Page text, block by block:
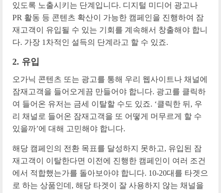
있도록 노출시키는 단계입니다. 디지털 미디어 광고나
PR 활동 등 콘텐츠 확산이 가능한 캠페인을 진행하여 잠
재고객이 유입될 수 있는 기회를 계속해서 창출해야 합니
다. 가장 1차적인 설득의 단계라고 할 수 있죠.
2. 유입
오가닉 콘텐츠 또는 광고를 통해 우리 웹사이트나 채널에
잠재고객을 들어오게끔 만들어야 합니다. 광고를 클릭하
여 들어온 유저는 금세 이탈할 수도 있죠. ‘클릭한 뒤, 우
리 채널로 들어온 잠재고객을 또 어떻게 머무르게 할 수
있을까’에 대해 고민해야 합니다.
해당 캠페인의 전환 목표를 달성하지 못하고, 유입된 잠
재고객이 이탈한다면 이전에 진행한 캠페인이 여러 조건
에서 적합했는가를 돌아보아야 합니다. 10-20대를 타겟으
로 하는 상품인데, 해당 타겟이 잘 사용하지 않는 채널을